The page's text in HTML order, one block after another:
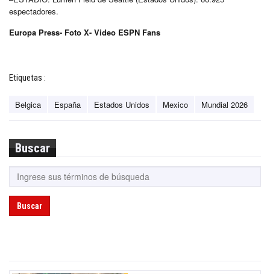
espectadores.
Europa Press- Foto X- Video ESPN Fans
Etiquetas :
Belgica España Estados Unidos Mexico Mundial 2026
Buscar
Buscar